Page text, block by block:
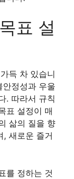
표 설
득 차 있습니
정성과 우울
. 따라서 규칙
표 설정이 매
삶의 질을 향
, 새로운 즐거
를 정하는 것